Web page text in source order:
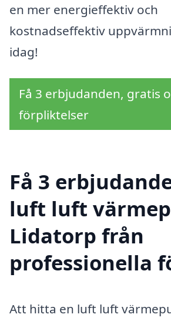
en mer energieffektiv och
kostnadseffektiv
idag!
Få 3 erbjudanden, gratis
förpliktelser
Få 3
luft luft
Lidatorp från
professionella
Att hitta en luft luft